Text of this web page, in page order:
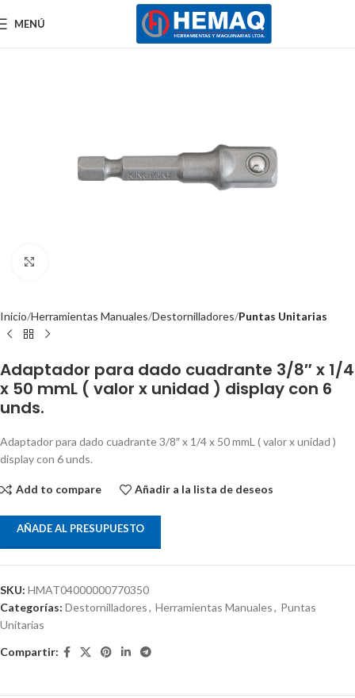
MENÚ
Inicio Herramientas Manuales Destornilladores Puntas Unitarias
Adaptador para dado cuadrante 3/8″ x 1/4
x 50 mmL ( valor x unidad ) display con 6
unds.
Adaptador para dado cuadrante 3/8″ x 1/4 x 50 mmL ( valor x unidad )
display con 6 unds.
Add to compare Añadir a la lista de deseos
AÑADE AL PRESUPUESTO
SKU: HMAT04000000770350
Categorías: Destornilladores, Herramientas Manuales, Puntas
Unitarias
Compartir: